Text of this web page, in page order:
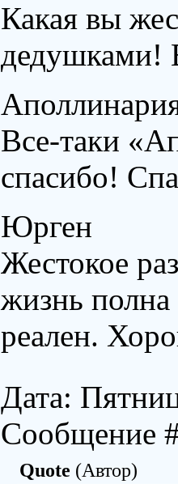
Какая вы
дедушками!
Все-таки
спасибо!
Юрген
Жестокое
жизнь полна
реален.
Дата:
Сообщение
Quote (Автор)